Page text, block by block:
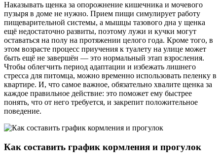
Наказывать щенка за опорожнение кишечника и мочевого
пузыря в доме не нужно. Прием пищи симулирует работу
пищеварительной системы, а мышцы тазового дна у щенка
ещё недостаточно развиты, поэтому лужи и кучки могут
оставаться на полу на протяжении целого года. Кроме того, в
этом возрасте процесс приучения к туалету на улице может
быть ещё не завершён — это нормальный этап взросления.
Чтобы облегчить период адаптации и избежать лишнего
стресса для питомца, можно временно использовать пеленку в
квартире. И, что самое важное, обязательно хвалите щенка за
каждое правильное действие: это поможет ему быстрее
понять, что от него требуется, и закрепит положительное
поведение.
Как составить график кормления и прогулок